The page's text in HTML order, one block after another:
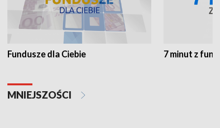
Fundusze dla Ciebie 7 minut z
MNIEJSZOŚCI